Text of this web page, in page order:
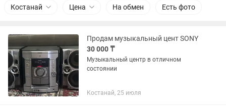
Костанай Цена На обмен Есть фото
Продам музыкальный цент SONY
30 000 ₸
Музыкальный центр в отличном
состоянии
Костанай, 25 июля